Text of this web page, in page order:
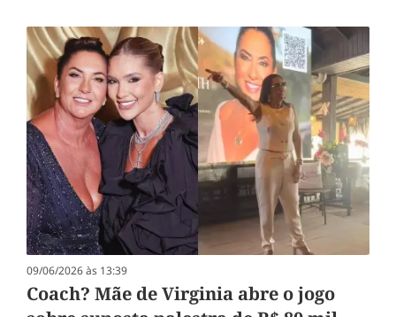
09/06/2026 às 13:39
Coach? Mãe de Virginia abre o jogo